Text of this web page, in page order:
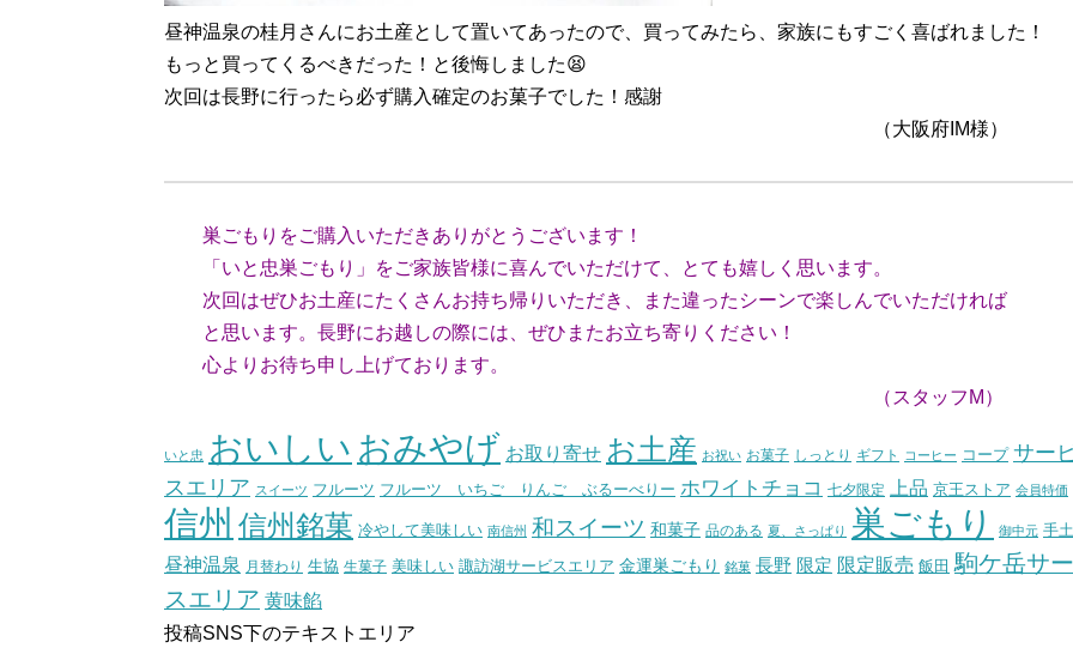
昼神温泉の桂月さんにお土産として置いてあったので、買ってみたら、家族にもすごく喜ばれました！
もっと買ってくるべきだった！と後悔しました😫
次回は長野に行ったら必ず購入確定のお菓子でした！感謝
（大阪府IM様）
巣ごもりをご購入いただきありがとうございます！
「いと忠巣ごもり」をご家族皆様に喜んでいただけて、とても嬉しく思います。
次回はぜひお土産にたくさんお持ち帰りいただき、また違ったシーンで楽しんでいただければ
と思います。長野にお越しの際には、ぜひま たお立ち寄りください！
心よりお待ち申し上げております。
（スタッフM）
いと忠 おいしい おみやげ お取り寄せ お土産 お祝い お菓子 しっとり ギフト コーヒー コープ サー
スエリア スイーツ フルーツ フルーツ いちご りんご ぶるーべりー ホワイトチョコ 七夕限定 上品 京王ストア 会員特価
信州 信州銘菓 冷やして美味しい 南信州 和スイーツ 和菓子 品のある 夏、さっぱり 巣ごもり 御中元 手
昼神温泉 月替わり 生協 生菓子 美味しい 諏訪湖サービスエリア 金運巣ごもり 銘菓 長野 限定 限定販売 飯田 駒ケ岳サ
スエリア 黄味餡
投稿SNS下のテキストエリア